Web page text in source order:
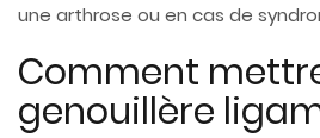
une arthrose ou en cas de
Comment
genouillère